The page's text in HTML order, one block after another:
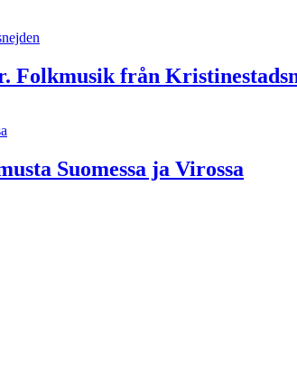
Folkmusik från
Suomessa ja Virossa